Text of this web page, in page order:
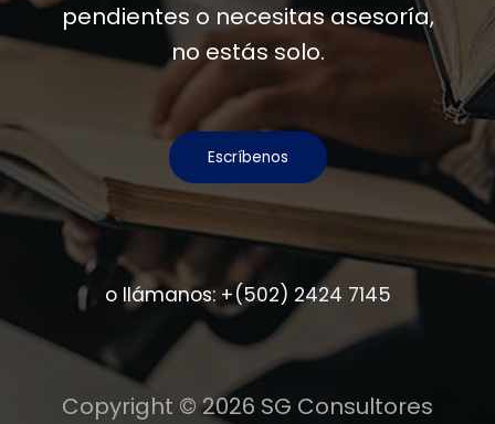
pendientes o necesitas asesoría,
no estás solo.
Escríbenos
o llámanos: +(502) 2424 7145
Copyright © 2026 SG Consultores